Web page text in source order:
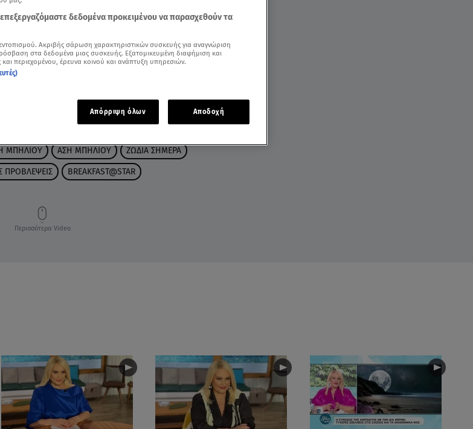
ΜΠΗΛΙΟΥ ΑΣΗ ΜΠΗΛΙΟΥ ΖΩΔΙΑ ΣΗΜΕΡΑ
ΠΡΟΒΛΕΨΕΙΣ BREAKFAST@STAR
Περισσότερα Video
επεξεργαζόμαστε δεδομένα προκειμένου να παρασχεθούν τα
Ακριβής σάρωση χαρακτηριστικών συσκευής για αναγνώριση
στα δεδομένα μιας συσκευής. Εξατομικευμένη διαφήμιση και
περιεχομένου, έρευνα κοινού και ανάπτυξη υπηρεσιών.
Απόρριψη όλων Αποδοχή